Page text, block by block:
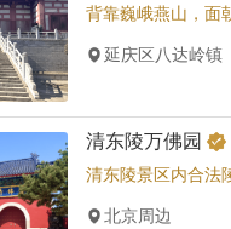
延庆区八达岭镇
清东陵万佛园
北京周边